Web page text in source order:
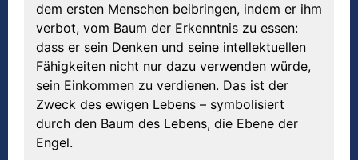
dem ersten Menschen beibringen, indem er ihm
verbot, vom Baum der Erkenntnis zu essen:
dass er sein Denken und seine intellektuellen
Fähigkeiten nicht nur dazu verwenden würde,
sein Einkommen zu verdienen. Das ist der
Zweck des ewigen Lebens – symbolisiert
durch den Baum des Lebens, die Ebene der
Engel.